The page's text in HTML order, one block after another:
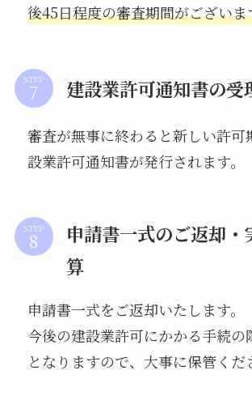
後45日程度の審査期間がございま
STEP 建設業許可通知書の受
審査が無事に終わると新しい許可
設業許可通知書が発行されます。
STEP
申請書一式のご返却・
算
申請書一式をご返却いたします。
今後の建設業許可にかかる手続の
となりますので、大事に保管くだ